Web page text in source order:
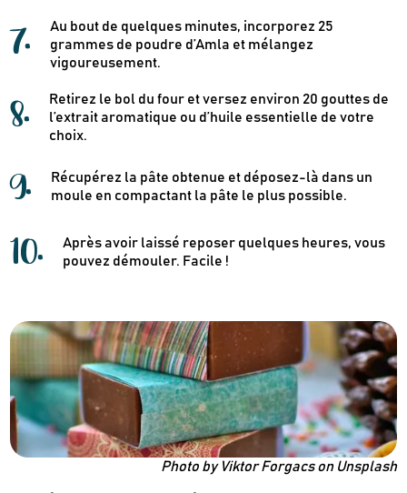
7.
Au bout de quelques minutes, incorporez 25
grammes de poudre d’Amla et mélangez
vigoureusement.
8.
Retirez le bol du four et versez environ 20 gouttes de
l’extrait aromatique ou d’huile essentielle de votre
choix.
9.
Récupérez la pâte obtenue et déposez-là dans un
moule en compactant la pâte le plus possible.
10.
Après avoir laissé reposer quelques heures, vous
pouvez démouler. Facile !
Photo by Viktor Forgacs on Unsplash